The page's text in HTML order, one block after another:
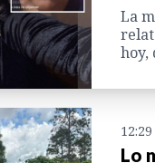
La
hoy,
Lo